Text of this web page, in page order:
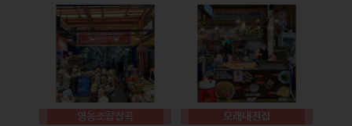
영농조합잡곡 모래내전집